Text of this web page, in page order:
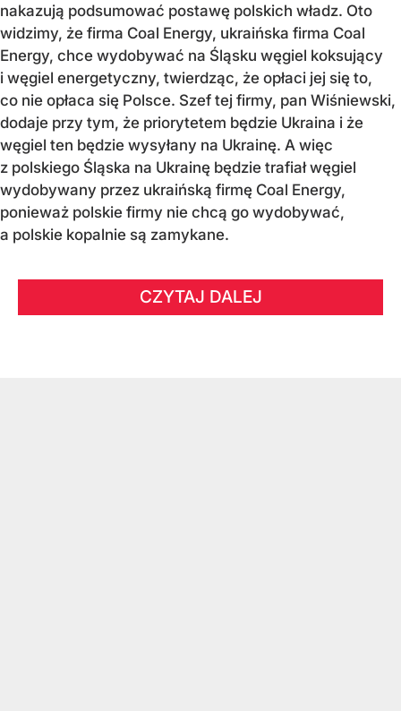
nakazują podsumować postawę polskich władz. Oto
widzimy, że firma Coal Energy, ukraińska firma Coal
Energy, chce wydobywać na Śląsku węgiel koksujący
i węgiel energetyczny, twierdząc, że opłaci jej się to,
co nie opłaca się Polsce. Szef tej firmy, pan Wiśniewski,
dodaje przy tym, że priorytetem będzie Ukraina i że
węgiel ten będzie wysyłany na Ukrainę. A więc
z polskiego Śląska na Ukrainę będzie trafiał węgiel
wydobywany przez ukraińską firmę Coal Energy,
ponieważ polskie firmy nie chcą go wydobywać,
a polskie kopalnie są zamykane.
CZYTAJ DALEJ